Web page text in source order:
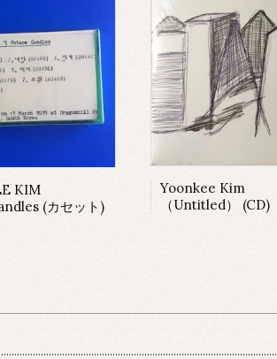
KIM
(カセット)
Yoonkee Kim
（Untitled） (CD)